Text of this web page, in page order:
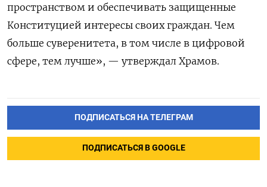
пространством и обеспечивать защищенные
Конституцией интересы своих граждан. Чем
больше суверенитета, в том числе в цифровой
сфере, тем лучше», — утверждал Храмов.
ПОДПИСАТЬСЯ НА ТЕЛЕГРАМ
ПОДПИСАТЬСЯ В GOOGLE